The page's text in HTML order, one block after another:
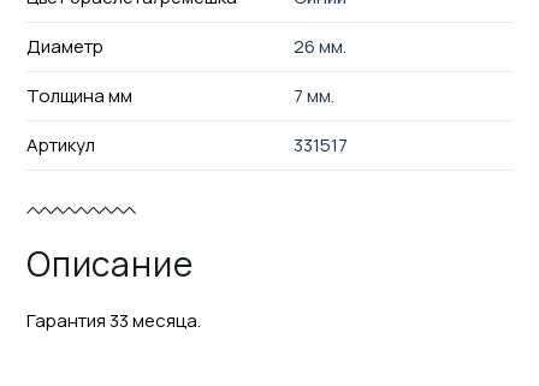
Диаметр
26 мм.
Толщина мм
7 мм.
Артикул
331517
Описание
Гарантия 33 месяца.